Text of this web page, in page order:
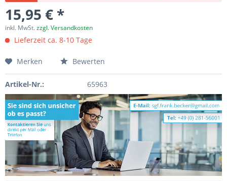
15,95 € *
inkl. MwSt.zzgl. Versandkosten
Lieferzeit ca. 8-10 Tage
Merken Bewerten
Artikel-Nr.: 65963